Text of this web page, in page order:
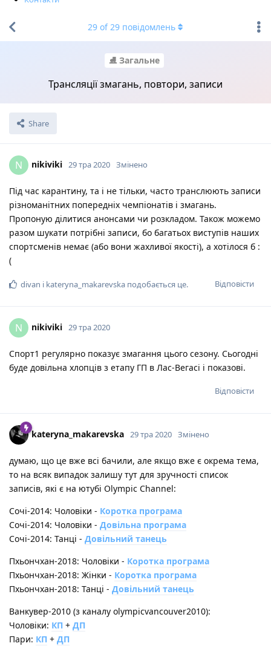
⛸ Загальне
Трансляції змагань, повтори, записи
Share
29 of29 повідомлень
N nikiviki 29 тра 2020 Змінено
Під час карантину, та і не тільки, часто транслюють записи
різноманітних попередніх чемпіонатів і змагань.
Пропоную ділитися анонсами чи розкладом. Також можемо
разом шукати потрібні записи, бо багатьох виступів наших
спортсменів немає (або вони жахливої якості), а хотілося б :
(
Відповісти
divan і kateryna_makarevska подобається це.
N nikiviki 29 тра 2020
Спорт1 регулярно показує змагання цього сезону. Сьогодні
буде довільна хлопців з етапу ГП в Лас-Вегасі і показові.
Відповісти
kateryna_makarevska 29 тра 2020 Змінено
думаю, що це вже всі бачили, але якщо вже є окрема тема,
то на всяк випадок залишу тут для зручності список
записів, які є на ютубі Olympic Channel:
Сочі-2014: Чоловіки - Коротка програма
Сочі-2014: Чоловіки - Довільна програма
Сочі-2014: Танці - Довільний танець
Пхьончхан-2018: Чоловіки - Коротка програма
Пхьончхан-2018: Жінки - Коротка програма
Пхьончхан-2018: Танці - Довільний танець
Ванкувер-2010 (з каналу olympicvancouver2010):
Чоловіки: КП + ДП
Пари: КП + ДП